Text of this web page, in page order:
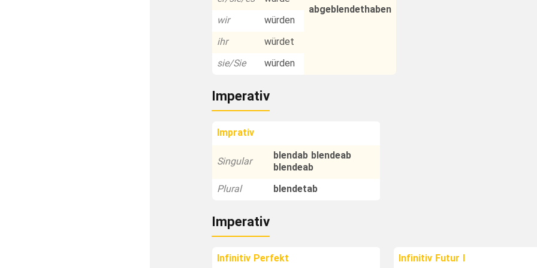
abgeblendethaben
wir
würden
ihr
würdet
sie/Sie
würden
Imperativ
Imprativ
Singular
blendab blendeab
blendeab
Plural
blendetab
Imperativ
Infinitiv Perfekt Infinitiv Futur I